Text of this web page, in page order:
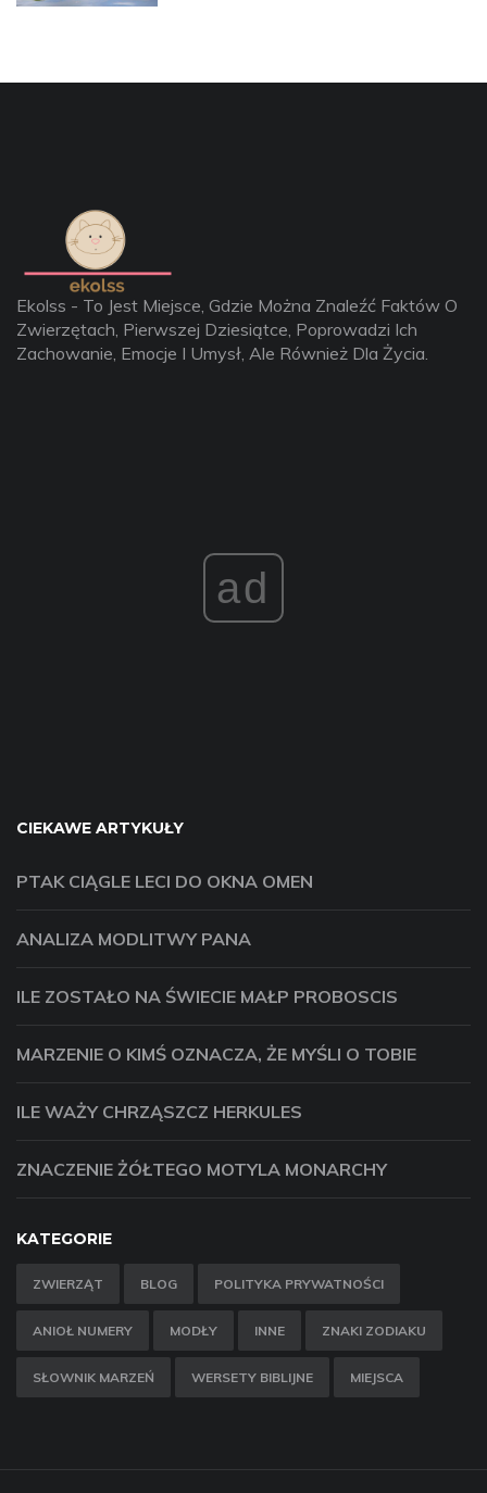
Ekolss - To Jest Miejsce, Gdzie Można Znaleźć Faktów O
Zwierzętach, Pierwszej Dziesiątce, Poprowadzi Ich
Zachowanie, Emocje I Umysł, Ale Również Dla Życia.
ad
CIEKAWE ARTYKUŁY
PTAK CIĄGLE LECI DO OKNA OMEN
ANALIZA MODLITWY PANA
ILE ZOSTAŁO NA ŚWIECIE MAŁP PROBOSCIS
MARZENIE O KIMŚ OZNACZA, ŻE ​​MYŚLI O TOBIE
ILE WAŻY CHRZĄSZCZ HERKULES
ZNACZENIE ŻÓŁTEGO MOTYLA MONARCHY
KATEGORIE
ZWIERZĄT BLOG POLITYKA PRYWATNOŚCI
ANIOŁ NUMERY MODŁY INNE ZNAKI ZODIAKU
SŁOWNIK MARZEŃ WERSETY BIBLIJNE MIEJSCA